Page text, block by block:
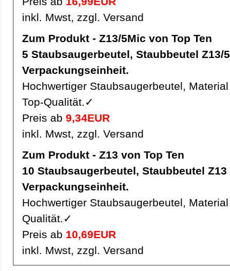
inkl. Mwst, zzgl. Versand
Zum Produkt - Z13/5Mic von Top Ten
5 Staubsaugerbeutel, Staubbeutel Z13/5Mic pro
Verpackungseinheit.
Hochwertiger Staubsaugerbeutel,
Top-Qualität.✓
Preis ab 9,34EUR
inkl. Mwst, zzgl. Versand
Zum Produkt - Z13 von Top Ten
10 Staubsaugerbeutel, Staubbeutel Z13 pro
Verpackungseinheit.
Hochwertiger Staubsaugerbeutel,
Qualität.✓
Preis ab 10,69EUR
inkl. Mwst, zzgl. Versand